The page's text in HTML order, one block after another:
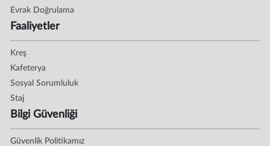
Evrak Doğrulama
Faaliyetler
Kreş
Kafeterya
Sosyal Sorumluluk
Staj
Bilgi Güvenliği
Güvenlik Politikamız